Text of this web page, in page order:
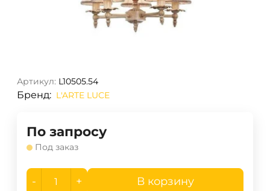
Артикул: L10505.54
Бренд: L'ARTE LUCE
По запросу
Под заказ
- + В корзину